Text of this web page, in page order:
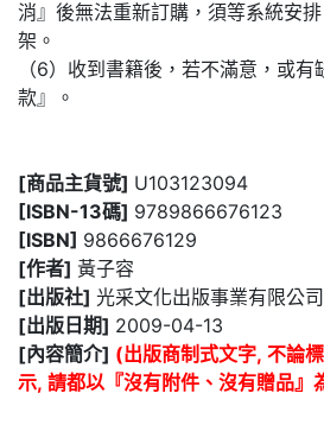
消』後無法重新訂購，須等系統安
架。
（6）收到書籍後，若不滿意，或
款』。
[商品主貨號] U103123094
[ISBN-13碼] 9789866676123
[ISBN] 9866676129
[作者] 黃子容
[出版社] 光采文化出版事業有限公司
[出版日期] 2009-04-13
[內容簡介] (出版商制式文字, 不論
示, 請都以『沒有附件、沒有贈品』